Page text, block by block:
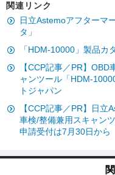
関連リンク
日立Astemoアフターマ
タ」
「HDM-10000」製品カ
【CCP記事／PR】
ャンツール「HDM-
トジャパン
【CCP記事／PR】日
車検/整備兼用スキャン
申請受付は7月30日から